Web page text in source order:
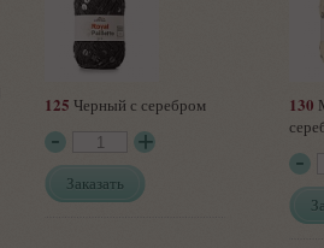
125 Черный с серебром
Заказать
130